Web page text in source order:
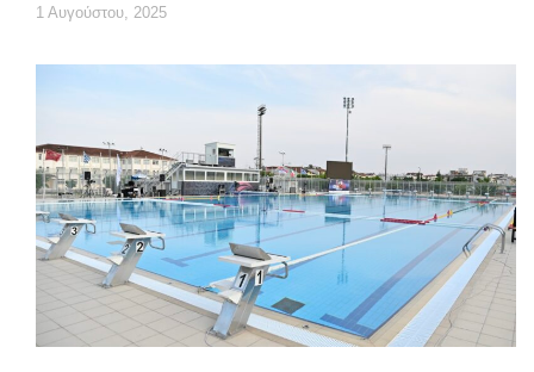
1 Αυγούστου, 2025